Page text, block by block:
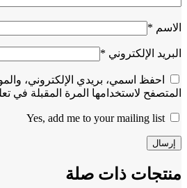
الاسم *
البريد الإلكتروني *
احفظ اسمي، بريدي الإلكتروني،
المتصفح لاستخدامها المرة المقبلة في
منتجات ذات صلة